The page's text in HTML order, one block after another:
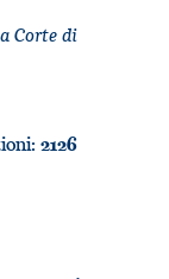
Corte di
2126